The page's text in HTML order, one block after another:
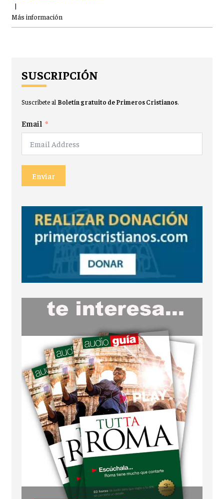
|
Más información
SUSCRIPCIÓN
Suscríbete al Boletín gratuito de Primeros Cristianos.
Email
Enviar